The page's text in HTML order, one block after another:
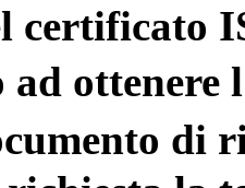
certificato
ottenere
di